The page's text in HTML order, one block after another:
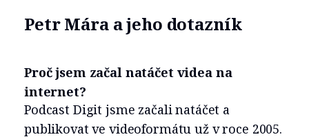
Petr Mára a jeho dotazník
Proč jsem začal natáčet videa na
internet?
Podcast Digit jsme začali natáčet a
publikovat ve videoformátu už v roce 2005.